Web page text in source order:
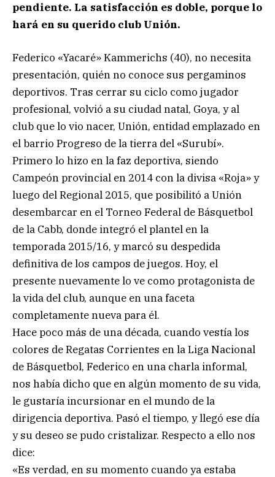
pendiente. La satisfacción es doble, porque lo
hará en su querido club Unión.
Federico «Yacaré» Kammerichs (40), no necesita
presentación, quién no conoce sus pergaminos
deportivos. Tras cerrar su ciclo como jugador
profesional, volvió a su ciudad natal, Goya, y al
club que lo vio nacer, Unión, entidad emplazado en
el barrio Progreso de la tierra del «Surubí».
Primero lo hizo en la faz deportiva, siendo
Campeón provincial en 2014 con la divisa «Roja» y
luego del Regional 2015, que posibilitó a Unión
desembarcar en el Torneo Federal de Básquetbol
de la Cabb, donde integró el plantel en la
temporada 2015/16, y marcó su despedida
definitiva de los campos de juegos. Hoy, el
presente nuevamente lo ve como protagonista de
la vida del club, aunque en una faceta
completamente nueva para él.
Hace poco más de una década, cuando vestía los
colores de Regatas Corrientes en la Liga Nacional
de Básquetbol, Federico en una charla informal,
nos había dicho que en algún momento de su vida,
le gustaría incursionar en el mundo de la
dirigencia deportiva. Pasó el tiempo, y llegó ese día
y su deseo se pudo cristalizar. Respecto a ello nos
dice:
«Es verdad, en su momento cuando ya estaba